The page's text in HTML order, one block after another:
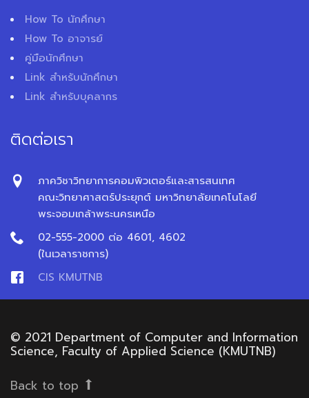
How To นักศึกษา
How To อาจารย์
คู่มือนักศึกษา
Link สำหรับนักศึกษา
Link สำหรับบุคลากร
ติดต่อเรา
ภาควิชาวิทยาการคอมพิวเตอร์และสารสนเทศ
คณะวิทยาศาสตร์ประยุกต์ มหาวิทยาลัยเทคโนโลยี
พระจอมเกล้าพระนครเหนือ
02-555-2000 ต่อ 4601, 4602
(ในเวลาราชการ)
CIS KMUTNB
© 2021 Department of Computer and Information
Science, Faculty of Applied Science (KMUTNB)
Back to top